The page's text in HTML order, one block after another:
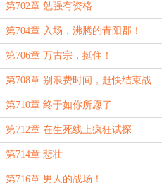
第702章 勉强有资格
第704章 入场，沸腾的青阳郡！
第706章 万古宗，挺住！
第708章 别浪费时间，赶快结束战
斗
第710章 终于如你所愿了
第712章 在生死线上疯狂试探
第714章 悲壮
第716章 男人的战场！